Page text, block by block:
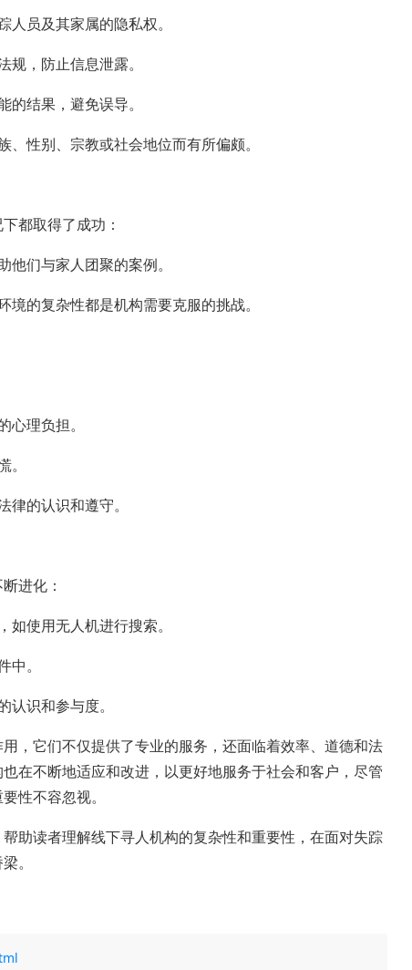
人员及其家属的隐私权。
规，防止信息泄露。
的结果，避免误导。
、性别、宗教或社会地位而有所偏颇。
都取得了成功：
他们与家人团聚的案例。
境的复杂性都是机构需要克服的挑战。
心理负担。
律的认识和遵守。
进化：
如使用无人机进行搜索。
。
认识和参与度。
，它们不仅提供了专业的服务，还面临着效率、道德和法
在不断地适应和改进，以更好地服务于社会和客户，尽管
性不容忽视。
助读者理解线下寻人机构的复杂性和重要性，在面对失踪
。